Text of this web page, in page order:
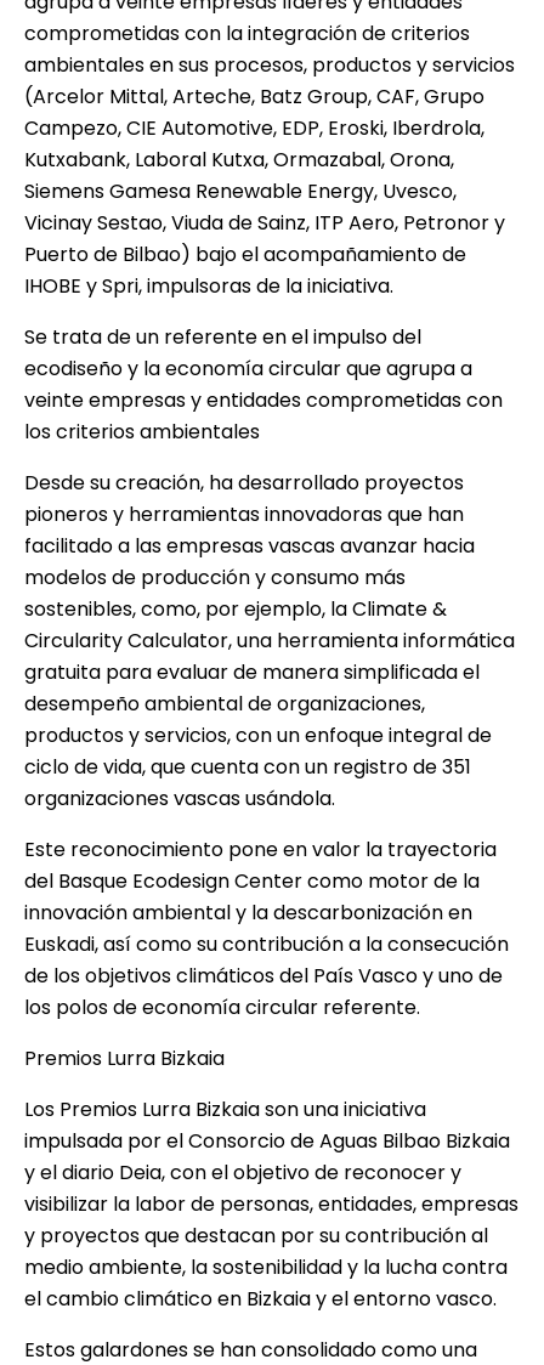
comprometidas con la integración de criterios
ambientales en sus procesos, productos y servicios
(Arcelor Mittal, Arteche, Batz Group, CAF, Grupo
Campezo, CIE Automotive, EDP, Eroski, Iberdrola,
Kutxabank, Laboral Kutxa, Ormazabal, Orona,
Siemens Gamesa Renewable Energy, Uvesco,
Vicinay Sestao, Viuda de Sainz, ITP Aero, Petronor y
Puerto de Bilbao) bajo el acompañamiento de
IHOBE y Spri, impulsoras de la iniciativa.
Se trata de un referente en el impulso del
ecodiseño y la economía circular que agrupa a
veinte empresas y entidades comprometidas con
los criterios ambientales
Desde su creación, ha desarrollado proyectos
pioneros y herramientas innovadoras que han
facilitado a las empresas vascas avanzar hacia
modelos de producción y consumo más
sostenibles, como, por ejemplo, la Climate &
Circularity Calculator, una herramienta informática
gratuita para evaluar de manera simplificada el
desempeño ambiental de organizaciones,
productos y servicios, con un enfoque integral de
ciclo de vida, que cuenta con un registro de 351
organizaciones vascas usándola.
Este reconocimiento pone en valor la trayectoria
del Basque Ecodesign Center como motor de la
innovación ambiental y la descarbonización en
Euskadi, así como su contribución a la consecución
de los objetivos climáticos del País Vasco y uno de
los polos de economía circular referente.
Premios Lurra Bizkaia
Los Premios Lurra Bizkaia son una iniciativa
impulsada por el Consorcio de Aguas Bilbao Bizkaia
y el diario Deia, con el objetivo de reconocer y
visibilizar la labor de personas, entidades, empresas
y proyectos que destacan por su contribución al
medio ambiente, la sostenibilidad y la lucha contra
el cambio climático en Bizkaia y el entorno vasco.
Estos galardones se han consolidado como una